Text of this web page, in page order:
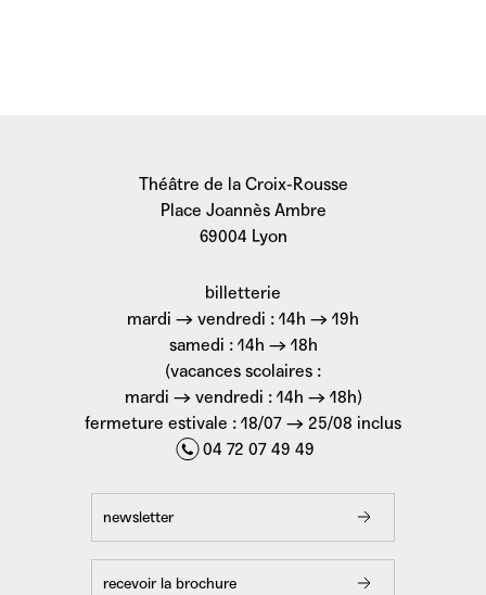
Théâtre de la Croix-Rousse
Place Joannès Ambre
69004 Lyon
billetterie
mardi → vendredi : 14h → 19h
samedi : 14h → 18h
(vacances scolaires :
mardi → vendredi : 14h → 18h)
fermeture estivale : 18/07 → 25/08 inclus
04 72 07 49 49
newsletter
recevoir la brochure